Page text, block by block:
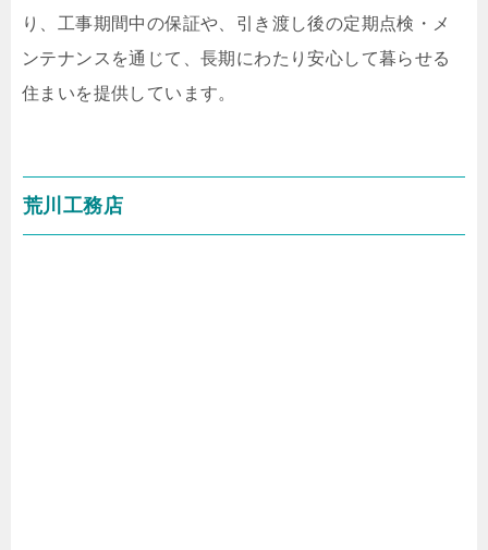
り、工事期間中の保証や、引き渡し後の定期点検・メ
ンテナンスを通じて、長期にわたり安心して暮らせる
住まいを提供しています。
荒川工務店